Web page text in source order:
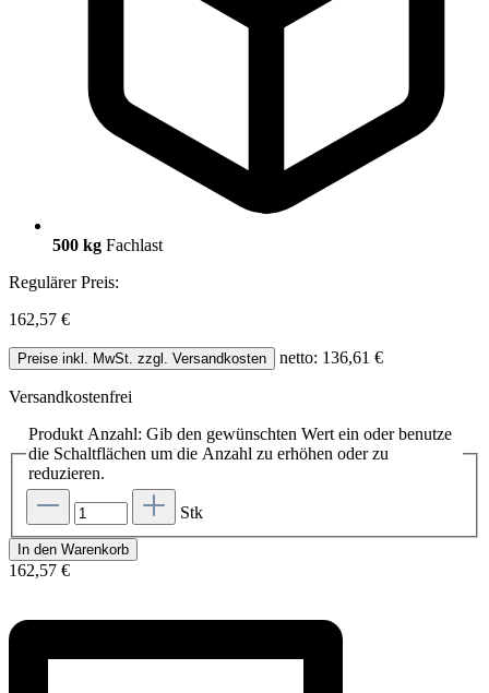
500 kg Fachlast
Regulärer Preis:
162,57 €
Preise inkl. MwSt. zzgl. Versandkosten netto: 136,61 €
Versandkostenfrei
Produkt Anzahl: Gib den gewünschten Wert ein oder benutze
die Schaltflächen um die Anzahl zu erhöhen oder zu
reduzieren.
Stk
In den Warenkorb
162,57 €